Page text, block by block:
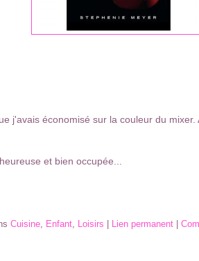
j'avais économisé sur la couleur du mixer.
et bien occupée...
Cuisine Enfant Loisirs Lien permanent